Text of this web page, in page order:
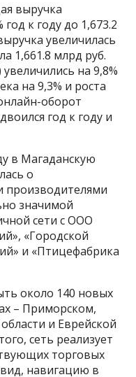
выручка
к году до 1,673.2
увеличилась
1,661.8 млрд руб.
на 9,8%
на 9,3% и роста
оборот
год к году и
в Магаданскую
о
производителями
значимой
сети с ООО
«Городской
и «Птицефабрика
около 140 новых
– Приморском,
и Еврейской
сеть реализует
торговых
навигацию в